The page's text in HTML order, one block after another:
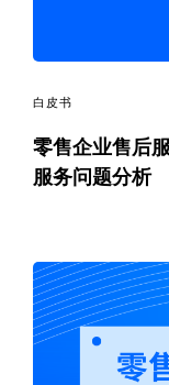
白皮书
零售企业售后
服务问题分析